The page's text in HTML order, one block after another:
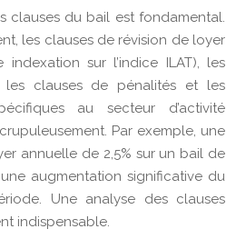
clauses du bail est fondamental.
les clauses de révision de loyer
sur l’indice ILAT), les
les clauses de pénalités et les
au secteur d’activité
Par exemple, une
annuelle de 2,5% sur un bail de
augmentation significative du
Une analyse des clauses
indispensable.